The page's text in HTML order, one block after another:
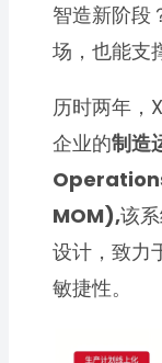
智造新阶段
场，也能支
历时两年，
企业的制造
MOM),该
设计，致力
敏捷性。